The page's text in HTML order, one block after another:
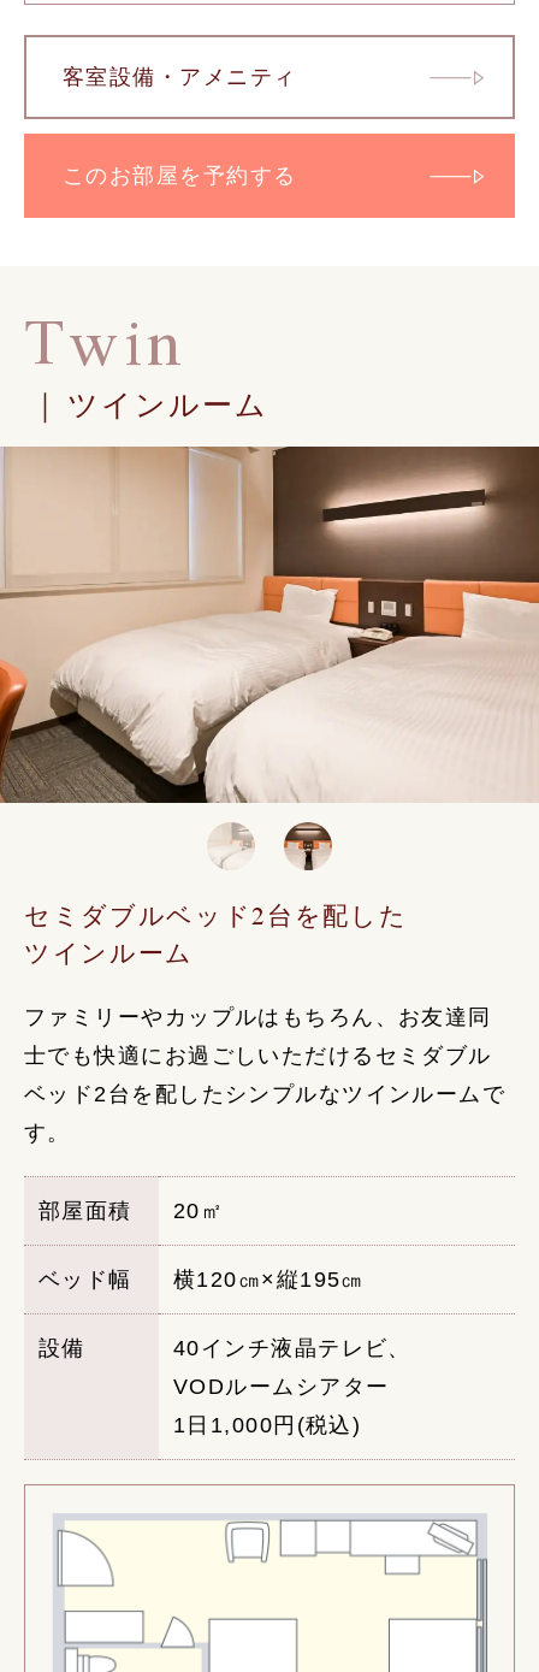
客室設備・アメニティ
このお部屋を予約する
Twin
ツインルーム
セミダブルベッド2台を配した
ツインルーム
ファミリーやカップルはもちろん、お友達同
士でも快適にお過ごしいただけるセミダブル
ベッド2台を配したシンプルなツインルームで
す。
部屋面積 20㎡
ベッド幅 横120㎝×縦195㎝
設備
40インチ液晶テレビ、
VODルームシアター
1日1,000円(税込)